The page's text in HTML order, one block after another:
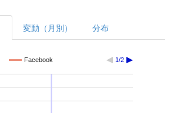
変動（月別） 分布
Facebook 1/2